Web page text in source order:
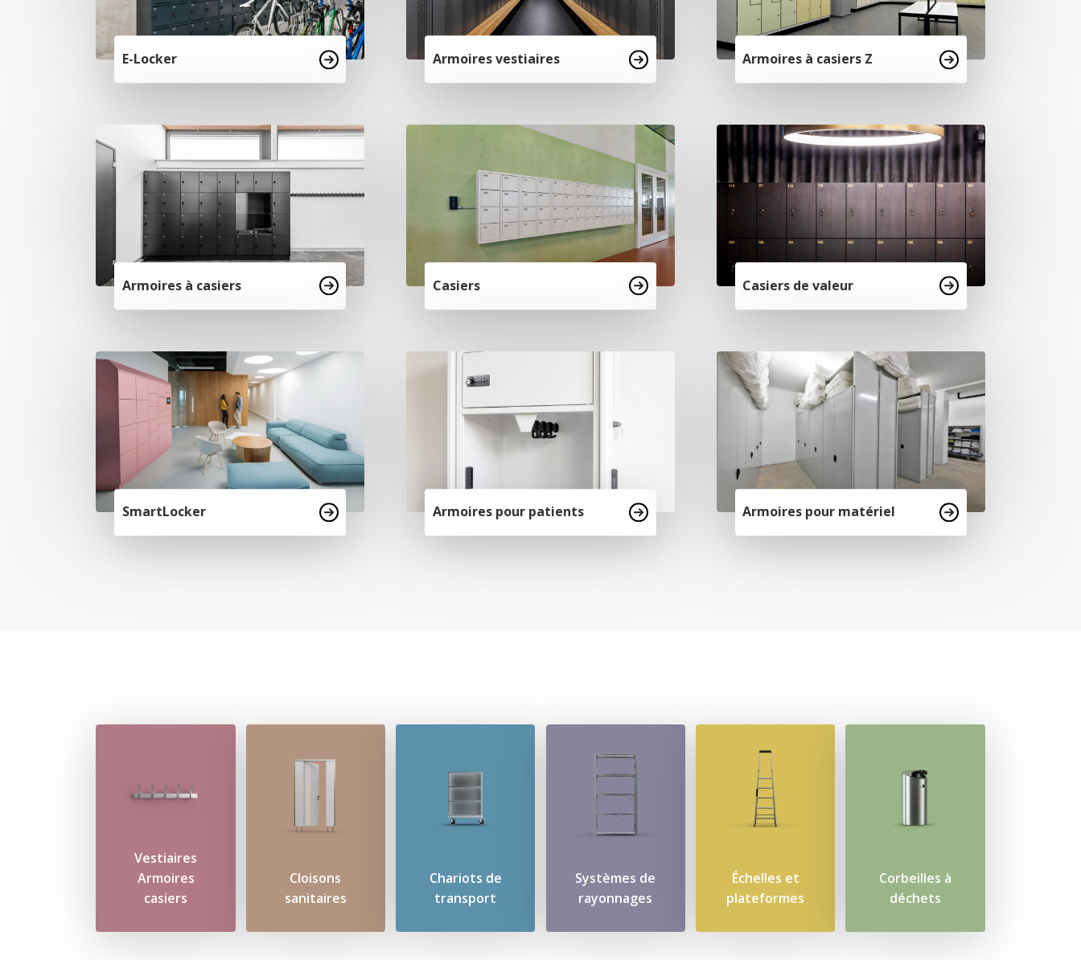
E-Locker Armoires vestiaires Armoires à casiers Z
Armoires à casiers Casiers Casiers de valeur
SmartLocker Armoires pour patients Armoires pour matériel
Vestiaires
Armoires
casiers
Cloisons
sanitaires
Chariots de
transport
Systèmes de
rayonnages
Échelles et
plateformes
Corbeilles à
déchets